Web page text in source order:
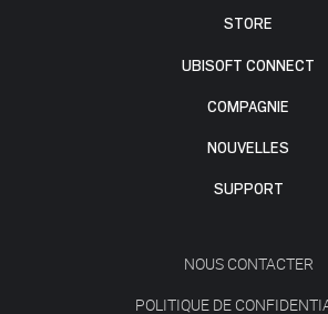
STORE
UBISOFT CONNECT
COMPAGNIE
NOUVELLES
SUPPORT
NOUS CONTACTER
POLITIQUE DE